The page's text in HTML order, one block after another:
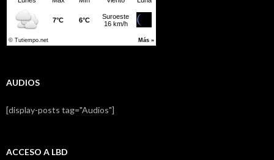
AUDIOS
[display-posts tag="Audios"]
ACCESO A LBD